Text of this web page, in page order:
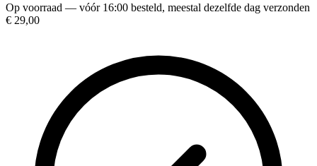
Op voorraad — vóór 16:00 besteld, meestal dezelfde dag verzonden
€ 29,00